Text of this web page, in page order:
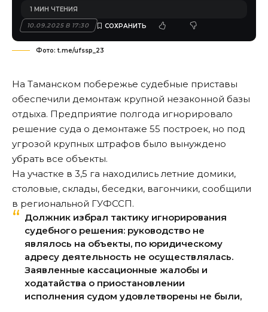
10.09.2025 В 17:30
1 МИН ЧТЕНИЯ
Фото: t.me/ufssp_23
На Таманском побережье судебные приставы
обеспечили демонтаж крупной незаконной базы
отдыха. Предприятие полгода игнорировало
решение суда о демонтаже 55 построек, но под
угрозой крупных штрафов было вынуждено
убрать все объекты.
На участке в 3,5 га находились летние домики,
столовые, склады, беседки, вагончики, сообщили
в региональной ГУФССП.
Должник избрал тактику игнорирования
судебного решения: руководство не
являлось на объекты, по юридическому
адресу деятельность не осуществлялась.
Заявленные кассационные жалобы и
ходатайства о приостановлении
исполнения судом удовлетворены не были,